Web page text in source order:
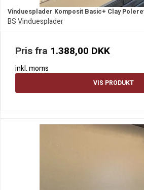
Vinduesplader Komposit Basic+ Clay
BS Vinduesplader
Pris fra 1.388,00 DKK
inkl. moms
VIS PRODUKT